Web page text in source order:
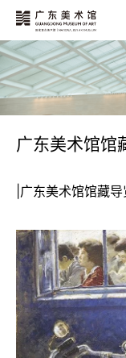
广东美术馆馆
|广东美术馆馆藏导